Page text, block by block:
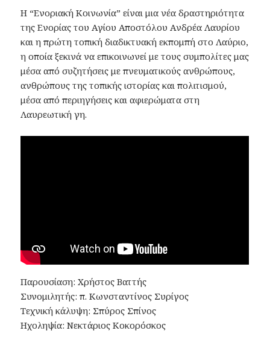
Η “Ενοριακή Κοινωνία” είναι μια νέα δραστηριότητα
της Ενορίας του Αγίου Αποστόλου Ανδρέα Λαυρίου
και η πρώτη τοπική διαδικτυακή εκπομπή στο Λαύριο,
η οποία ξεκινά να επικοινωνεί με τους συμπολίτες μας
μέσα από συζητήσεις με πνευματικούς ανθρώπους,
ανθρώπους της τοπικής ιστορίας και πολιτισμού,
μέσα από περιηγήσεις και αφιερώματα στη
Λαυρεωτική γη.
Παρουσίαση: Χρήστος Βαττής
Συνομιλητής: π. Κωνσταντίνος Συρίγος
Τεχνική κάλυψη: Σπύρος Σπίνος
Ηχοληψία: Νεκτάριος Κοκορόσκος